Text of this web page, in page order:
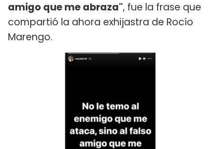
amigo que me abraza", fue la frase que
compartió la ahora exhijastra de Rocío
Marengo.